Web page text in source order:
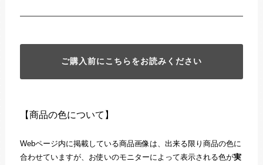
ご購入前にこちらをお読みください
【商品の色について】
Webページ内に掲載している商品画像は、出来る限り商品の色に
合わせていますが、お使いのモニターによって表示される色が実